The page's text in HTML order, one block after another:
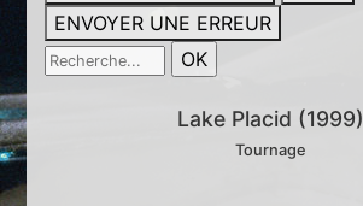
ENVOYER UNE ERREUR
Lake Placid (1999)
Tournage